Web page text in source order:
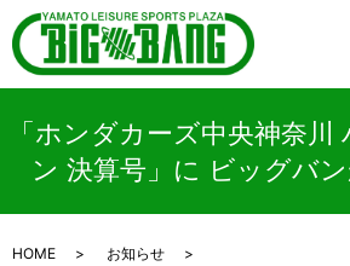
「ホンダカーズ中央神奈
ン 決算号」に ビッグバ
HOME
お知らせ